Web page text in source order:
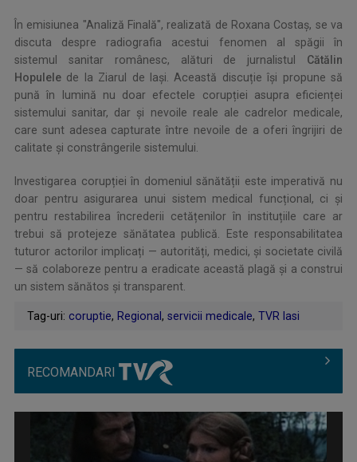
În emisiunea "Analiză Finală", realizată de Roxana Costaș, se va
discuta despre radiografia acestui fenomen al spăgii în
sistemul sanitar românesc, alături de jurnalistul Cătălin
Hopulele de la Ziarul de Iași. Această discuție își propune să
pună în lumină nu doar efectele corupției asupra eficienței
sistemului sanitar, dar și nevoile reale ale cadrelor medicale,
care sunt adesea capturate între nevoile de a oferi îngrijiri de
calitate și constrângerile sistemului.
Investigarea corupției în domeniul sănătății este imperativă nu
doar pentru asigurarea unui sistem medical funcțional, ci și
pentru restabilirea încrederii cetățenilor în instituțiile care ar
trebui să protejeze sănătatea publică. Este responsabilitatea
tuturor actorilor implicați — autorități, medici, și societate civilă
— să colaboreze pentru a eradicate această plagă și a construi
un sistem sănătos și transparent.
Tag-uri: coruptie, Regional, servicii medicale, TVR Iasi
RECOMANDARI